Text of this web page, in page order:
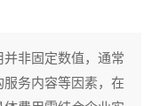
非固定数值，通常
务内容等因素，在